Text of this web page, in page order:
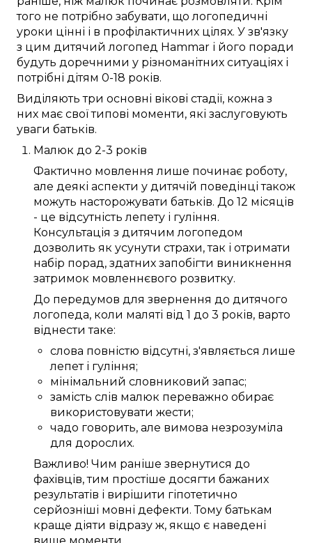
того не потрібно забувати, що логопедичні
уроки цінні і в профілактичних цілях. У зв'язку
з цим дитячий логопед Hammar і його поради
будуть доречними у різноманітних ситуаціях і
потрібні дітям 0-18 років.
Виділяютьтри основні вікові стадії, кожна з
них має своїтипові моменти, які заслуговують
уваги батьків.
Малюк до 2-3 років
Фактично мовлення лише починає роботу,
але деякі аспекти у дитячій поведінці також
можуть насторожувати батьків. До 12 місяців
- це відсутність лепету і гуління.
Консультація з дитячим логопедом
дозволить як усунути страхи, так і отримати
набір порад , здатних запобігти виникнення
затримок мовленнєвого розвитку.
До передумов для звернення до дитячого
логопеда, коли маляті від 1 до 3 років, варто
віднести таке:
слова повністю відсутні, з'являється лише
лепеті гуління;
мінімальний словниковий запас;
замість слів малюк переважно обирає
використовувати жести;
чадо говорить, але вимова незрозуміла
для дорослих.
Важливо! Чим раніше звернутися до
фахівців, тим простіше досягти бажаних
результатів і вирішити гіпотетично
серйозніші мовні дефекти.Тому батькам
краще діяти відразу ж, якщо є наведені
вище моменти.